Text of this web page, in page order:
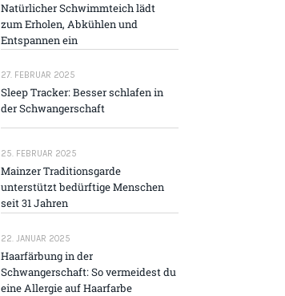
Natürlicher Schwimmteich lädt
zum Erholen, Abkühlen und
Entspannen ein
27. FEBRUAR 2025
Sleep Tracker: Besser schlafen in
der Schwangerschaft
25. FEBRUAR 2025
Mainzer Traditions­garde
unterstützt bedürftige Menschen
seit 31 Jahren
22. JANUAR 2025
Haarfärbung in der
Schwangerschaft: So vermeidest du
eine Allergie auf Haarfarbe